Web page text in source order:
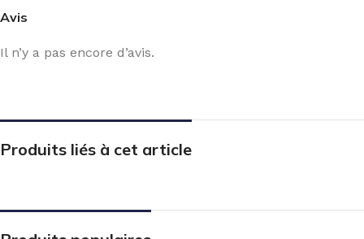
Avis
Il n’y a pas encore d’avis.
Produits liés à cet article